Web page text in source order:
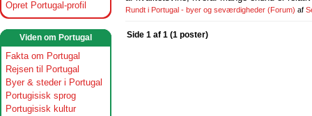
Opret Portugal-profil
Viden om Portugal
Fakta om Portugal
Rejsen til Portugal
Byer & steder i Portugal
Portugisisk sprog
Portugisisk kultur
Rundt i Portugal - byer og seværdigheder (Forum) af
Side 1 af 1 (1 poster)